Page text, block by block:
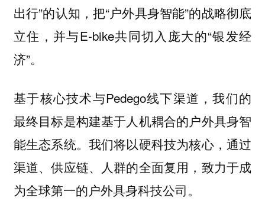
出行”的认知，把“户外具身智能”的战略彻底
立住，并与E-bike共同切入庞大的“银发经
济”。
基于核心技术与Pedego线下渠道，我们的
最终目标是构建基于人机耦合的户外具身智
能生态系统。我们将以硬科技为核心，通过
渠道、供应链、人群的全面复用，致力于成
为全球第一的户外具身科技公司。